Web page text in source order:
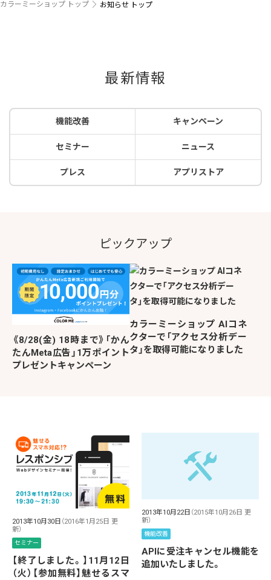
カラーミーショップ トップ お知らせ トップ
最新情報
機能改善 キャンペーン
セミナー ニュース
プレス アプリストア
ピックアップ
《8/28(金) 18時まで》「かん
たんMeta広告」1万ポイント
プレゼントキャンペーン
カラーミーショップ AIコネ
クターで「アクセス分析デー
タ」を取得可能になりました
2013年10月30日 （2016年1月25日 更
新）
セミナー
【終了しました。】11月12日
（火）【参加無料】魅せるスマ
2013年10月22日 （2015年10月26日 更
新）
機能改善
APIに受注キャンセル機能を
追加いたしました。